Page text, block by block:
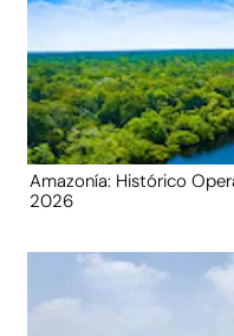
Amazonía: Histórico
2026